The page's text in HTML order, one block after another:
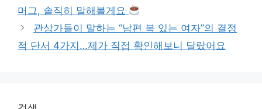
머그, 솔직히 말해볼게요
관상가들이 말하는 “남편 복 있는 여자”의 결정
적 단서 4가지…제가 직접 확인해보니 달랐어요